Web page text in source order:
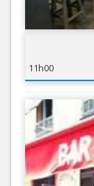
11h00